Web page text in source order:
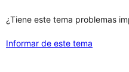
¿Tiene este tema problemas
Informar de este tema